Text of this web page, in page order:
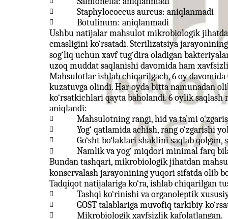
 Staphylococcus aureus: aniqlanmadi

Botulinum: aniqlanmadi
Ushbu natijalar mahsulot mikrobiologik
emasligini ko‘rsatadi. Sterilizatsiya
sog‘liq uchun xavf tug‘dira oladigan
uzoq muddat saqlanishi davomida ham
Mahsulotlar ishlab chiqarilgach, 6 oy davomida
kuzatuvga olindi. Har oyda bitta namunadan
ko‘rsatkichlari qayta baholandi. 6 oylik
aniqlandi:
 Mahsulotning rangi, hid va ta’mi
 Yog‘ qatlamida achish, rang o‘zgarishi
 Go‘sht bo‘laklari shaklini saqlab

Namlik va yog‘ miqdori minimal farq
Bundan tashqari, mikrobiologik jihatdan
konservalash jarayonining yuqori sifatda olib
Tadqiqot natijalariga ko‘ra, ishlab chiqarilgan
 Tashqi ko‘rinishi va organoleptik
 GOST talablariga muvofiq tarkibiy
 Mikrobiologik xavfsizlik kafolatlangan.